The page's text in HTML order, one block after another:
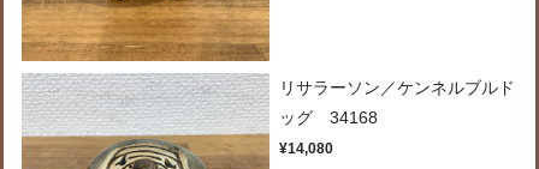
リサラーソン／ケンネルブルド
ッグ 34168
¥14,080